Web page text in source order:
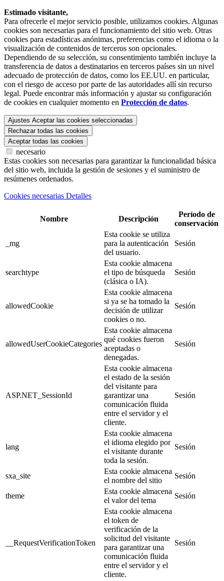
Estimado visitante,
Para ofrecerle el mejor servicio posible, utilizamos cookies. Algunas
cookies son necesarias para el funcionamiento del sitio web. Otras
cookies para estadísticas anónimas, preferencias como el idioma o la
visualización de contenidos de terceros son opcionales.
Dependiendo de su selección, su consentimiento también incluye la
transferencia de datos a destinatarios en terceros países sin un nivel
adecuado de protección de datos, como los EE.UU. en particular,
con el riesgo de acceso por parte de las autoridades allí sin recurso
legal. Puede encontrar más información y ajustar su configuración
de cookies en cualquier momento en Protección de datos.
Ajustes Aceptar las cookies seleccionadas
Rechazar todas las cookies
Aceptar todas las cookies
necesario
Estas cookies son necesarias para garantizar la funcionalidad básica
del sitio web, incluida la gestión de sesiones y el suministro de
resúmenes ordenados.
Cookies necesarias Detalles
Nombre Descripción
Período de
conservación
_mg
Esta cookie se utiliza
para la autenticación
del usuario.
Sesión
searchtype
Esta cookie almacena
el tipo de búsqueda
(clásica o IA).
Sesión
allowedCookie
Esta cookie almacena
si ya se ha tomado la
decisión de utilizar
cookies o no.
Sesión
allowedUserCookieCategories
Esta cookie almacena
qué cookies fueron
aceptadas o
denegadas.
Sesión
ASP.NET_SessionId
Esta cookie almacena
el estado de la sesión
del visitante para
garantizar una
comunicación fluida
entre el servidor y el
cliente.
Sesión
lang
Esta cookie almacena
el idioma elegido por
el visitante durante
toda la sesión.
Sesión
sxa_site
Esta cookie almacena
el nombre del sitio
Sesión
theme
Esta cookie almacena
el valor del tema
Sesión
__RequestVerificationToken
Esta cookie almacena
el token de
verificación de la
solicitud del visitante
para garantizar una
comunicación fluida
entre el servidor y el
cliente.
Sesión